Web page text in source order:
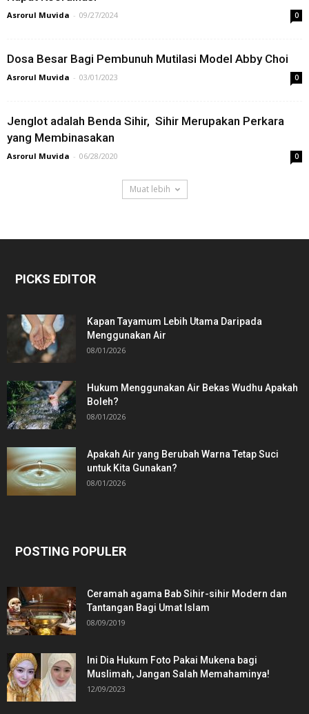
Asrorul Muvida - 09/27/2024 0
Dosa Besar Bagi Pembunuh Mutilasi Model Abby Choi
Asrorul Muvida - 03/01/2023 0
Jenglot adalah Benda Sihir, Sihir Merupakan Perkara
yang Membinasakan
Asrorul Muvida - 06/28/2020 0
Muat lebih
PICKS EDITOR
Kapan Tayamum Lebih Utama Daripada
Menggunakan Air
08/01/2026
Hukum Menggunakan Air Bekas Wudhu Apakah
Boleh?
08/01/2026
Apakah Air yang Berubah Warna Tetap Suci
untuk Kita Gunakan?
08/01/2026
POSTING POPULER
Ceramah agama Bab Sihir-sihir Modern dan
Tantangan Bagi Umat Islam
08/09/2019
Ini Dia Hukum Foto Pakai Mukena bagi
Muslimah, Jangan Salah Memahaminya!
12/09/2023